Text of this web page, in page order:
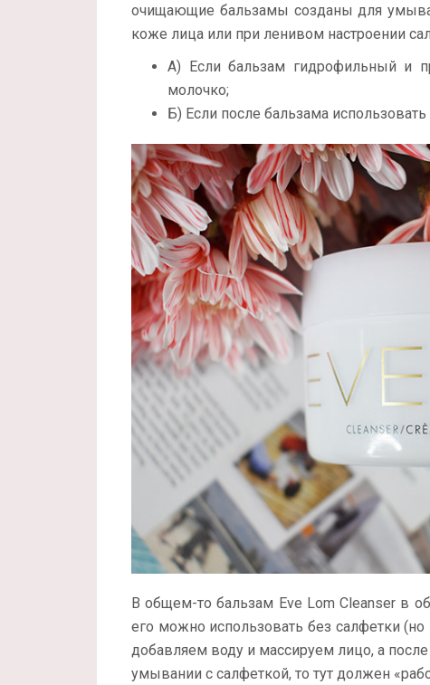
очищающие бальзамы созданы для
коже лица или при ленивом настроении
А) Если бальзам гидрофильный и
молочко;
Б) Если после бальзама
В общем-то бальзам Eve Lom Cleanser в
его можно использовать без салфетки
добавляем воду и массируем лицо, а
умывании с салфеткой, то тут должен